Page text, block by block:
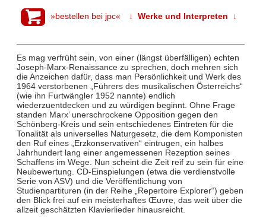
»bestellen bei jpc« ↓ Werke und Interpreten ↓
Es mag verfrüht sein, von einer (längst überfälligen) echten
Joseph-Marx-Renaissance zu sprechen, doch mehren sich
die Anzeichen dafür, dass man Persönlichkeit und Werk des
1964 verstorbenen „Führers des musikalischen Österreichs“
(wie ihn Furtwängler 1952 nannte) endlich
wiederzuentdecken und zu würdigen beginnt. Ohne Frage
standen Marx’ unerschrockene Opposition gegen den
Schönberg-Kreis und sein entschiedenes Eintreten für die
Tonalität als universelles Naturgesetz, die dem Komponisten
den Ruf eines „Erzkonservativen“ eintrugen, ein halbes
Jahrhundert lang einer angemessenen Rezeption seines
Schaffens im Wege. Nun scheint die Zeit reif zu sein für eine
Neubewertung. CD-Einspielungen (etwa die verdienstvolle
Serie von ASV) und die Veröffentlichung von
Studienpartituren (in der Reihe „Repertoire Explorer“) geben
den Blick frei auf ein meisterhaftes Œuvre, das weit über die
allzeit geschätzten Klavierlieder hinausreicht.